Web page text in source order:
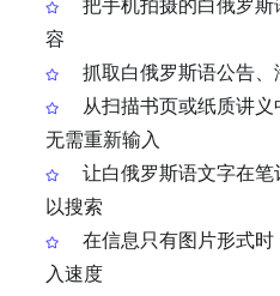
容
抓取白俄罗斯语公告
从扫描书页或纸质讲义
无需重新输入
让白俄罗斯语文字在
以搜索
在信息只有图片形式
入速度